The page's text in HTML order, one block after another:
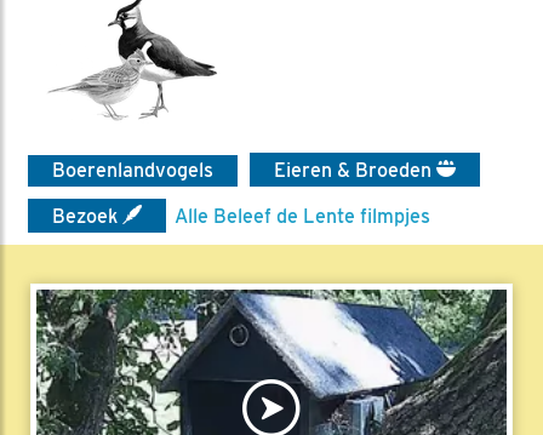
Boerenlandvogels
Eieren & Broeden
Bezoek
Alle Beleef de Lente filmpjes